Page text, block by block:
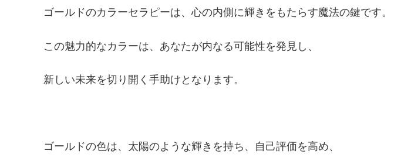
ゴールドのカラーセラピーは、心の内側に輝きをもたらす魔法の鍵です。
この魅力的なカラーは、あなたが内なる可能性を発見し、
新しい未来を切り開く手助けとなります。
ゴールドの色は、太陽のような輝きを持ち、自己評価を高め、